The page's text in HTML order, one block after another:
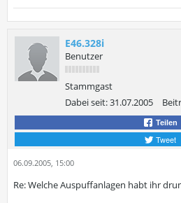
E46.328i
Benutzer
Stammgast
Dabei seit:31.07.2005
Teilen
Tweet
06.09.2005, 15:00
Re: Welche Auspuffanlagen habt ihr